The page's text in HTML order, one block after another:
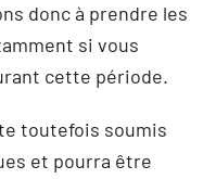
donc à prendre les
si vous
cette période.
toutefois soumis
et pourra être